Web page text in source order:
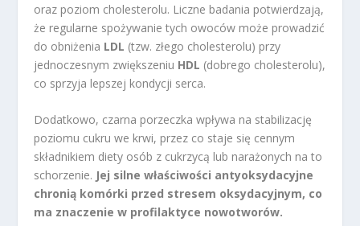
oraz poziom cholesterolu. Liczne badania potwierdzają,
że regularne spożywanie tych owoców może prowadzić
do obniżenia LDL (tzw. złego cholesterolu) przy
jednoczesnym zwiększeniu HDL (dobrego cholesterolu),
co sprzyja lepszej kondycji serca.
Dodatkowo, czarna porzeczka wpływa na stabilizację
poziomu cukru we krwi, przez co staje się cennym
składnikiem diety osób z cukrzycą lub narażonych na to
schorzenie. Jej silne właściwości antyoksydacyjne
chronią komórki przed stresem oksydacyjnym, co
ma znaczenie w profilaktyce nowotworów.